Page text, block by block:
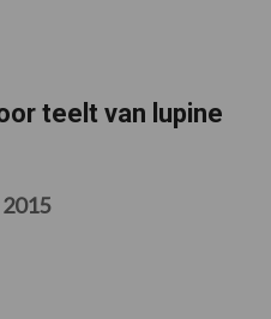
teelt van lupine